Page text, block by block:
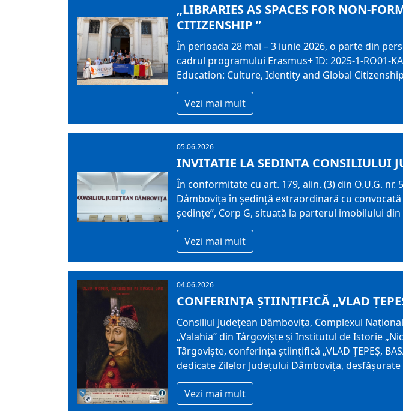
„LIBRARIES AS SPACES FOR NON-
CITIZENSHIP ”
În perioada 28 mai – 3 iunie 2026, o parte din
cadrul programului Erasmus+ ID: 2025-1-RO01-
Education: Culture, Identity and Global
Vezi mai mult
05.06.2026
INVITATIE LA SEDINTA CONSILIULUI
În conformitate cu art. 179, alin. (3) din O.U.G.
Dâmboviţa în şedinţă extraordinară cu convocată
ședințe”, Corp G, situată la parterul imobilului
Vezi mai mult
04.06.2026
CONFERINȚA ȘTIINȚIFICĂ „VLAD
Consiliul Județean Dâmbovița, Complexul
„Valahia” din Târgoviște și Institutul de Istorie
Târgoviște, conferința științifică „VLAD ȚEPEȘ,
dedicate Zilelor Județului Dâmbovița,
Vezi mai mult